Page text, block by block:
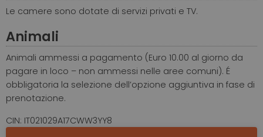
Le camere sono dotate di servizi privati e TV.
Animali
Animali ammessi a pagamento (Euro 10.00 al giorno da
pagare in loco – non ammessi nelle aree comuni). É
obbligatoria la selezione dell’opzione aggiuntiva in fase di
prenotazione.
CIN: IT021029A17CWW3YY8